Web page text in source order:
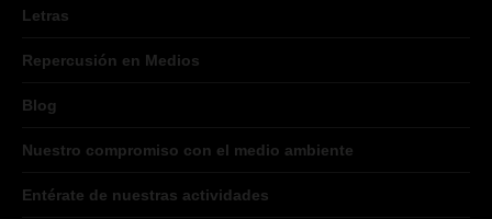
Letras
Repercusión en Medios
Blog
Nuestro compromiso con el medio ambiente
Entérate de nuestras actividades